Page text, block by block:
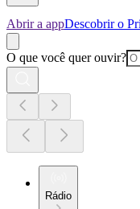
Abrir a appDescobrir o
O que você quer ouvir?
Rádio